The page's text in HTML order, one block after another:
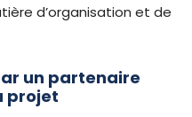
d’organisation et de
un partenaire
projet